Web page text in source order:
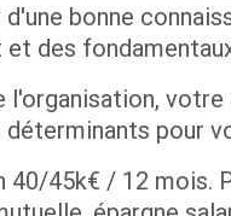
bonne
des
l'organisation,
déterminants pour
40/45k€ / 12